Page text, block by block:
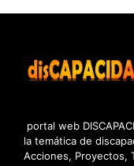
portal web
la temática de
Acciones, Proyectos,